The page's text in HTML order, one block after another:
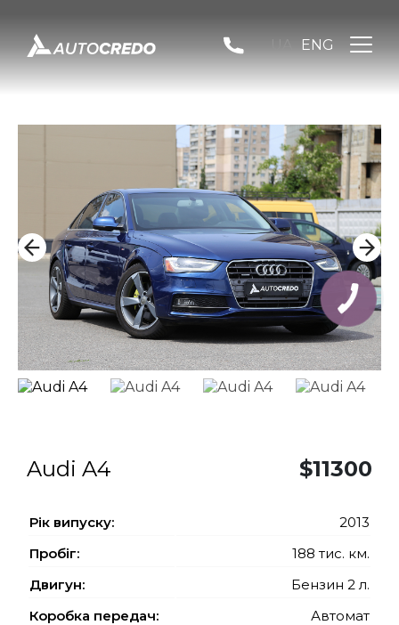
ENG
Audi A4 $11300
Рiк випуску:
2013
Пробіг:
188 тис. км.
Двигун:
Бензин 2 л.
Коробка передач:
Автомат